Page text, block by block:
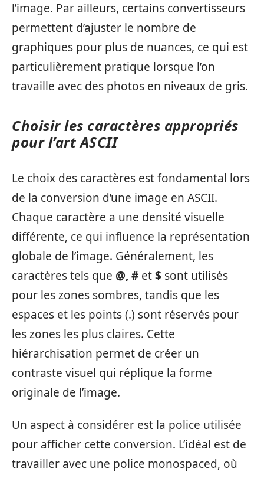
l’image. Par ailleurs, certains convertisseurs
permettent d’ajuster le nombre de
graphiques pour plus de nuances, ce qui est
particulièrement pratique lorsque l’on
travaille avec des photos en niveaux de gris.
Choisir les caractères appropriés
pour l’art ASCII
Le choix des caractères est fondamental lors
de la conversion d’une image en ASCII.
Chaque caractère a une densité visuelle
différente, ce qui influence la représentation
globale de l’image. Généralement, les
caractères tels que @, # et$ sont utilisés
pour les zones sombres, tandis que les
espaces et les points (.) sont réservés pour
les zones les plus claires. Cette
hiérarchisation permet de créer un
contraste visuel qui réplique la forme
originale de l’image.
Un aspect à considérer est la police utilisée
pour afficher cette conversion. L’idéal est de
travailler avec une police monospaced, où